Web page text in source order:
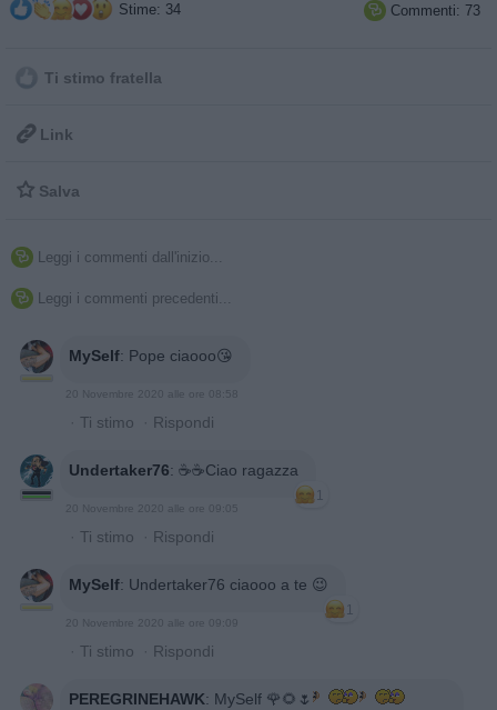
Stime: 34  Commenti: 73
Ti stimo fratella
 Link
 Salva
 Leggi i commenti dall'inizio...
 Leggi i commenti precedenti...
MySelf: Pope ciaooo😘
20 Novembre 2020 alle ore 08:58
· Ti stimo · Rispondi
Undertaker76: ☕☕Ciao ragazza
1
20 Novembre 2020 alle ore 09:05
· Ti stimo · Rispondi
MySelf: Undertaker76 ciaooo a te 😉
1
20 Novembre 2020 alle ore 09:09
· Ti stimo · Rispondi
PEREGRINEHAWK: MySelf 🌹🌻🌷